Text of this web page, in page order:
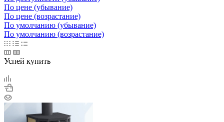
По цене (убывание)
По цене (возрастание)
По умолчанию (убывание)
По умолчанию (возрастание)
Успей купить